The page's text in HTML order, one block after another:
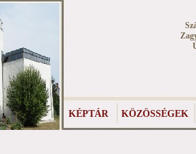
KÉPTÁR KÖZÖSSÉGEK